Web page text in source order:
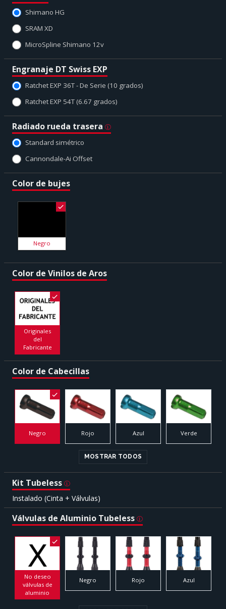
Shimano HG
SRAM XD
MicroSpline Shimano 12v
Engranaje DT Swiss EXP
Ratchet EXP 36T - De Serie (10 grados)
Ratchet EXP 54T (6.67 grados)
Radiado rueda trasera
Standard simétrico
Cannondale-Ai Offset
Color de bujes
Negro
Color de Vinilos de Aros
Originales
del
Fabricante
Color de Cabecillas
Negro Rojo Azul Verde
MOSTRAR TODOS
Kit Tubeless
Instalado (Cinta + Válvulas)
Válvulas de Aluminio Tubeless
No deseo
válvulas de
aluminio
Negro Rojo Azul